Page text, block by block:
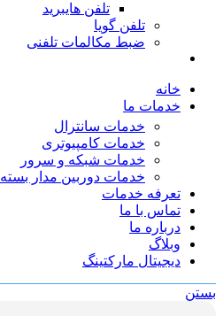
تلفن هایبرید
تلفن گویا
ضبط مکالمات تلفنی
خانه
خدمات ما
خدمات سانترال
خدمات کامپیوتری
خدمات شبکه و سرور
خدمات دوربین مدار بسته
تعرفه خدمات
تماس با ما
درباره ما
وبلاگ
دیجیتال مارکتینگ
بستن